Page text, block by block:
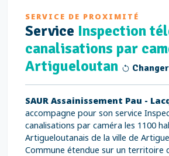
SERVICE DE PROXIMITÉ
Service Inspection
canalisations par
Artigueloutan
SAUR Assainissement Pau -
accompagne pour son service
canalisations par caméra les 1100
Artigueloutanais de la ville de
Commune étendue sur un territoire